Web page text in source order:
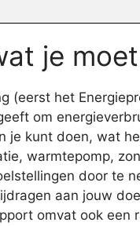
je
(eerst het
om
je kunt doen, wat
warmtepomp,
door te
aan jouw
omvat ook